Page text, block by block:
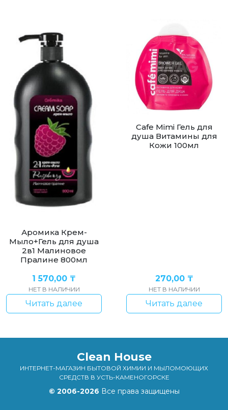
Аромика Крем-
Мыло+Гель для душа
2в1 Малиновое
Пралине 800мл
1 570,00 ₸
НЕТ В НАЛИЧИИ
Читать далее
Cafe Mimi Гель для
душа Витамины для
Кожи 100мл
270,00 ₸
НЕТ В НАЛИЧИИ
Читать далее
Clean House
ИНТЕРНЕТ-МАГАЗИН БЫТОВОЙ ХИМИИ И МЫЛОМОЮЩИХ
СРЕДСТВ В УСТЬ-КАМЕНОГОРСКЕ
© 2006-2026 Все права защищены